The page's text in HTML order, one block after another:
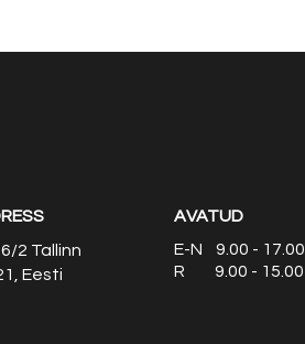
6/2 Tallinn
Eesti
AVATUD
E-N 9.00 - 17.00
R 9.00 - 15.00